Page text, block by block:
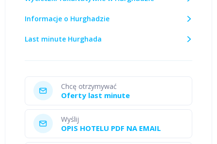
Informacje o Hurghadzie
Last minute Hurghada
Chcę otrzymywać
Oferty last minute
Wyślij
OPIS HOTELU PDF NA EMAIL